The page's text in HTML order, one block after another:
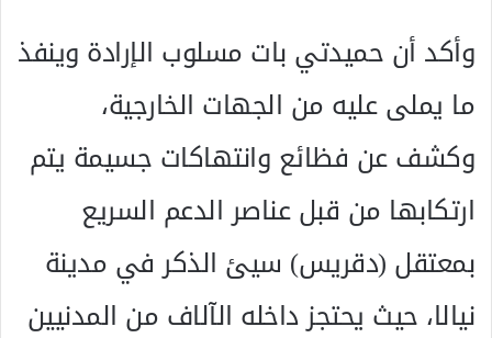
وأكد أن حميدتي بات مسلوب الإرادة وينفذ
ما يملى عليه من الجهات الخارجية،
وكشف عن فظائع وانتهاكات جسيمة يتم
ارتكابها من قبل عناصر الدعم السريع
بمعتقل (دقريس) سيئ الذكر في مدينة
نيالا، حيث يحتجز داخله الآلاف من المدنيين